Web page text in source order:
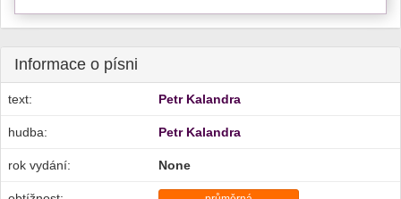
Informace o písni
text: Petr Kalandra
hudba: Petr Kalandra
rok vydání: None